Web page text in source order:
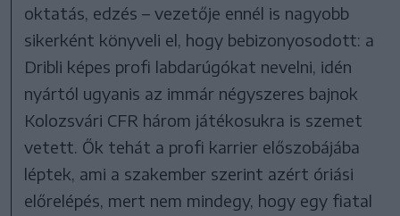
oktatás, edzés – vezetője ennél is nagyobb
sikerként könyveli el, hogy bebizonyosodott: a
Dribli képes profi labdarúgókat nevelni, idén
nyártól ugyanis az immár négyszeres bajnok
Kolozsvári CFR három játékosukra is szemet
vetett. Ők tehát a profi karrier előszobájába
léptek, ami a szakember szerint azért óriási
előrelépés, mert nem mindegy, hogy egy fiatal